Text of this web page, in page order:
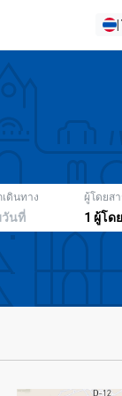
ดินทาง
วันที่
ผู้โดยส
1 ผู้โด